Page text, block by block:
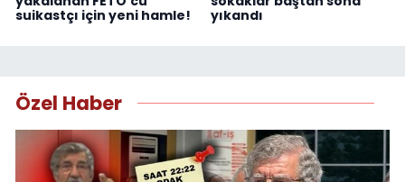
suikastçı için yeni hamle!
yıkandı
Özel Haber